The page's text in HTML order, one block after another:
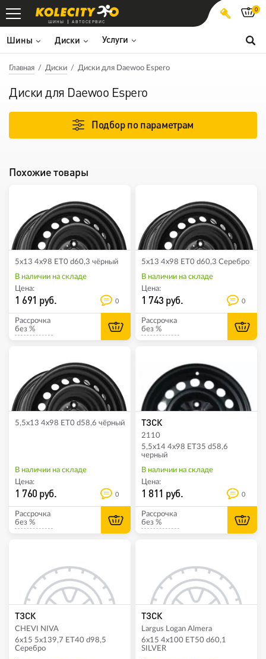
ШИНЫ АВТОСЕРВИС
Шины Диски Услуги
0
Главная Диски Диски для Daewoo Espero
Диски для Daewoo Espero
Подбор по параметрам
Похожие товары
5x13 4x98 ET0 d60,3 чёрный
В наличии на складе
Цена:
1 691 руб. 0
Рассрочка
без %
5x13 4x98 ET0 d60,3 Серебро
В наличии на складе
Цена:
1 743 руб. 0
Рассрочка
без %
5,5x13 4x98 ET0 d58,6 чёрный
В наличии на складе
Цена:
1 760 руб. 0
Рассрочка
без %
ТЗСК
2110
5,5x14 4x98 ET35 d58,6
черный
В наличии на складе
Цена:
1 811 руб. 0
Рассрочка
без %
ТЗСК
CHEVI NIVA
6x15 5x139,7 ET40 d98,5
Серебро
ТЗСК
Largus Logan Almera
6x15 4x100 ET50 d60,1
SILVER